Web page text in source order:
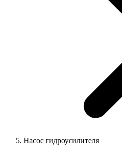
Насос гидроусилителя